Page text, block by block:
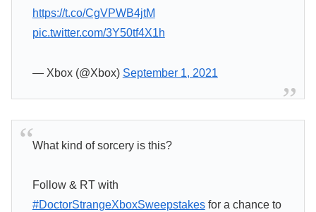
https://t.co/CgVPWB4jtM
pic.twitter.com/3Y50tf4X1h
— Xbox (@Xbox) September 1, 2021
What kind of sorcery is this?
Follow & RT with
#DoctorStrangeXboxSweepstakesfor a chance to